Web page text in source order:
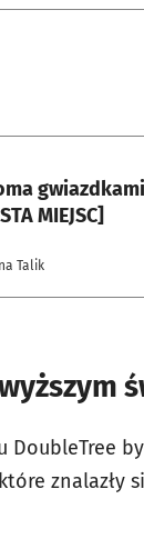
MIEJSC]
Talik
DoubleTree